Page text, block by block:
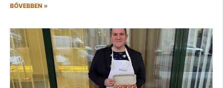
BŐVEBBEN »